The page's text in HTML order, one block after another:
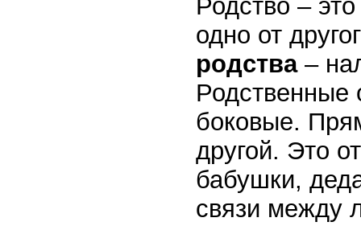
Родство –
одно от
родства –
Родственные
боковые.
другой. Это
бабушки,
связи между